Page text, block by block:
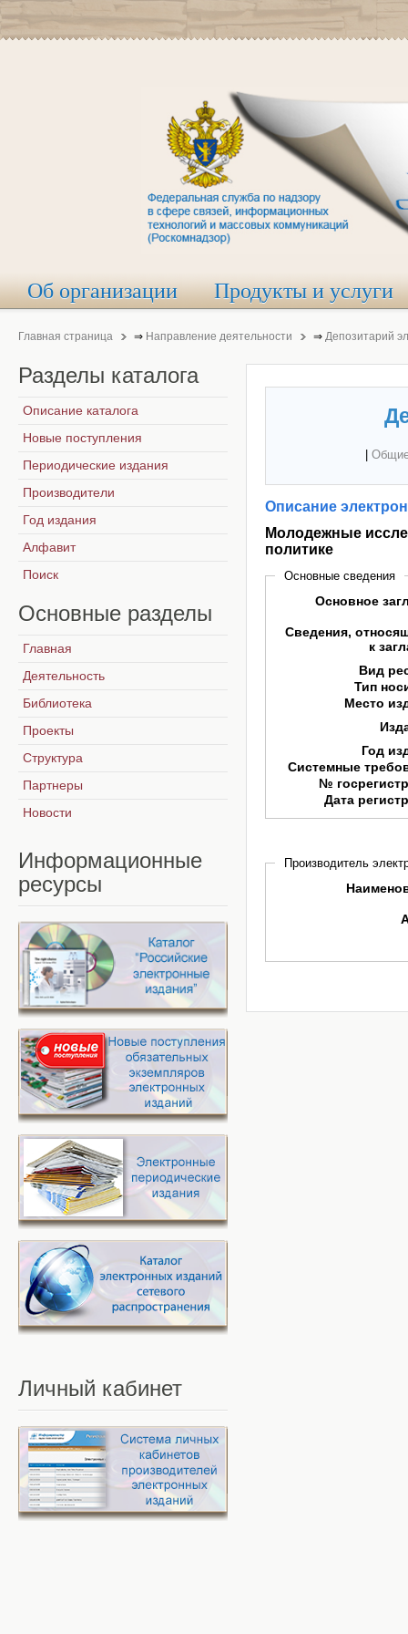
Об организации Продукты и услуги
Главная страница ⇒ Направление деятельности ⇒ Депозитарий
Описание
Молодежные
политике
Основные сведения
Основное
Сведения,
к
Вид
Тип
Место
Год
Системные
№
Дата
Производитель
Разделы каталога
Описание каталога
Новые поступления
Периодические издания
Производители
Год издания
Алфавит
Поиск
Основные разделы
Главная
Деятельность
Библиотека
Проекты
Структура
Партнеры
Новости
Информационные
ресурсы
Личный кабинет